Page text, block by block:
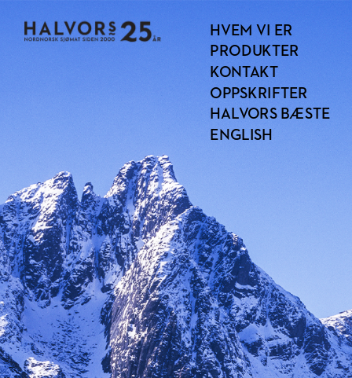
HVEM VI ER
PRODUKTER
KONTAKT
OPPSKRIFTER
HALVORS BÆSTE
ENGLISH